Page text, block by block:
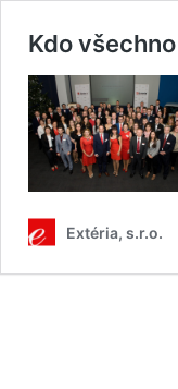
Kdo
Extéria, s.r.o.